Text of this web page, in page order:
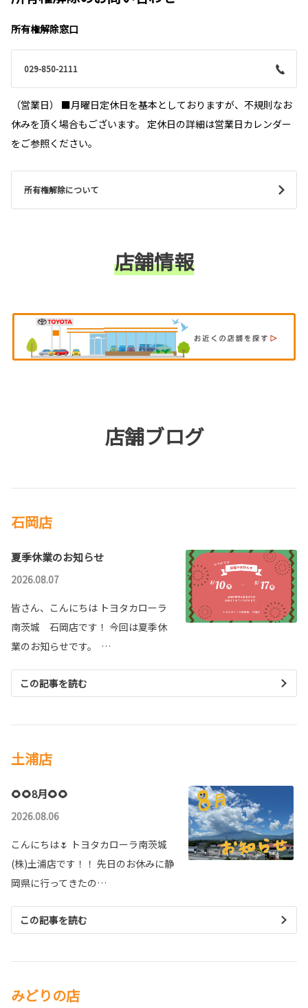
詳しくはこちら
2025-08-05
【一部改良】シエンタ
**
詳しくはこちら
2025-07-01
【一部改良】ハリアー
【一部改良】カローラクロス
詳しくはこちら
や部品交換などあった場合は別途、作業工賃や部品代が発生いたします。
お客様におかれましては何卒ご理解を賜りますようお願い申し上げます
2025-09-30
いつも下妻宗道店をご利用いただきましてありがとうございます。
この度、誠に勝手ながら下妻宗道店は、 2025年9月30日 をもって下妻たかさい店
と統合する運びとなりました。
尚、下妻たかさい店は、
統合によりお客様にはご不便をおかけいたしますが、何卒ご理解とご協力を賜り
ますようお願い申し上げます。
＼沢山のご来場ありがとうございました
／【坂東店リニューアルオープンイベン
を開催いたしました。
２日間、とても暑い中たくさんのお客様にご来場いただき、本当にありがとうご
ざいました！
今後ともリニューアルした坂東店を引き続きよろしくお願いいたします。
ご来店いただいたお客様にくつろいでいただけ
るよう、Free Wifiを全店に設置いたしました。
店舗スタッフにお声掛けください。
2022-01-04
Ｕ－Ｃａｒ商品化センター設立
ター
所有権解除窓口
029-850-2111
（営業日） ■月曜日定休日を基本としておりますが、不規則なお
休みを頂く場合もございます。 定休日の詳細は営業日カレンダー
をご参照ください。
所有権解除について
店舗情報
店舗ブログ
石岡店
夏季休業のお知らせ
2026.08.07
皆さん、こんにちは トヨタカローラ
南茨城 石岡店です！ 今回は夏季休
業のお知らせです。 …
この記事を読む
土浦店
🌻🌻8月🌻🌻
2026.08.06
こんにちは🌷 トヨタカローラ南茨城
(株)土浦店です！！ 先日のお休みに静
岡県に行ってきたの…
この記事を読む
みどりの店